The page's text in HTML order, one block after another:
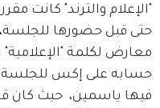
"الإعلام والترند" كانت
حتى قبل حضورها
معارض لكلمة "الإعلامية"
حسابه على إكس للجلسة
فيها ياسمين،  حيث